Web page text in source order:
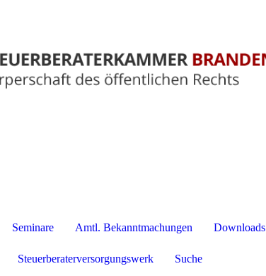
Seminare Amtl. Bekanntmachungen Downloads
Steuerberaterversorgungswerk Suche